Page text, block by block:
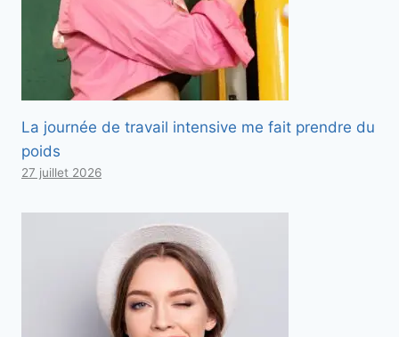
La journée de travail intensive me fait prendre du
poids
27 juillet 2026